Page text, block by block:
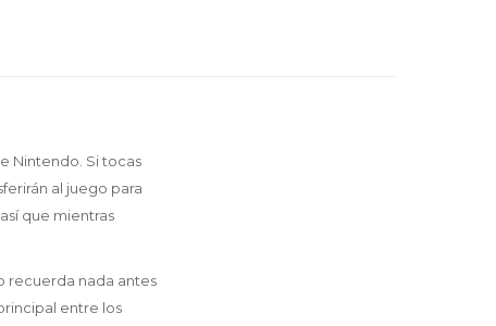
Nintendo. Si tocas
al juego para
que mientras
recuerda nada antes
entre los